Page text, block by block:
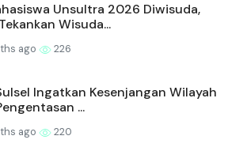
Unsultra 2026 Diwisuda,
Wisuda...
ago 226
Ingatkan Kesenjangan Wilayah
...
ago 220